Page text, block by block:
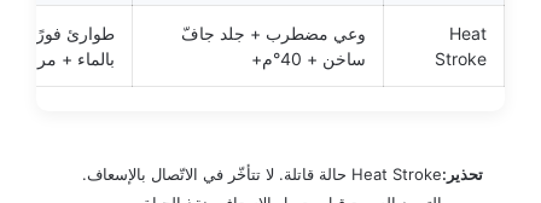
Heat
Stroke
وعي مضطرب + جلد جافّ
ساخن + 40°م+
طوارئ فورًا +
بالماء + مراوح
تحذير:
Heat Stroke حالة قاتلة. لا تتأخّر في الاتّصال بالإسعاف.